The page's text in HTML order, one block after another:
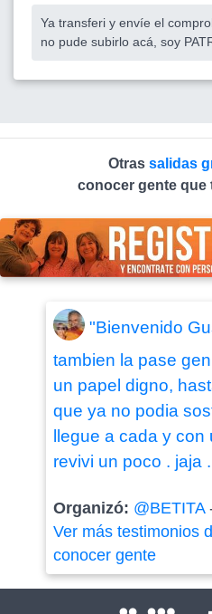
Ya transferi y envíe el
no pude subirlo acá, soy
Otras salidas
conocer gente que
"Bienvenido
tambien la pase
un papel digno,
que ya no podia
llegue a cada y
revivi un poco . jaja
Organizó: @BETITA
Ver más testimonios
conocer gente